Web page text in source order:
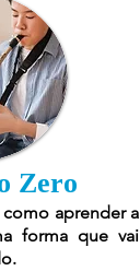
Zero
aprender a
forma que vai